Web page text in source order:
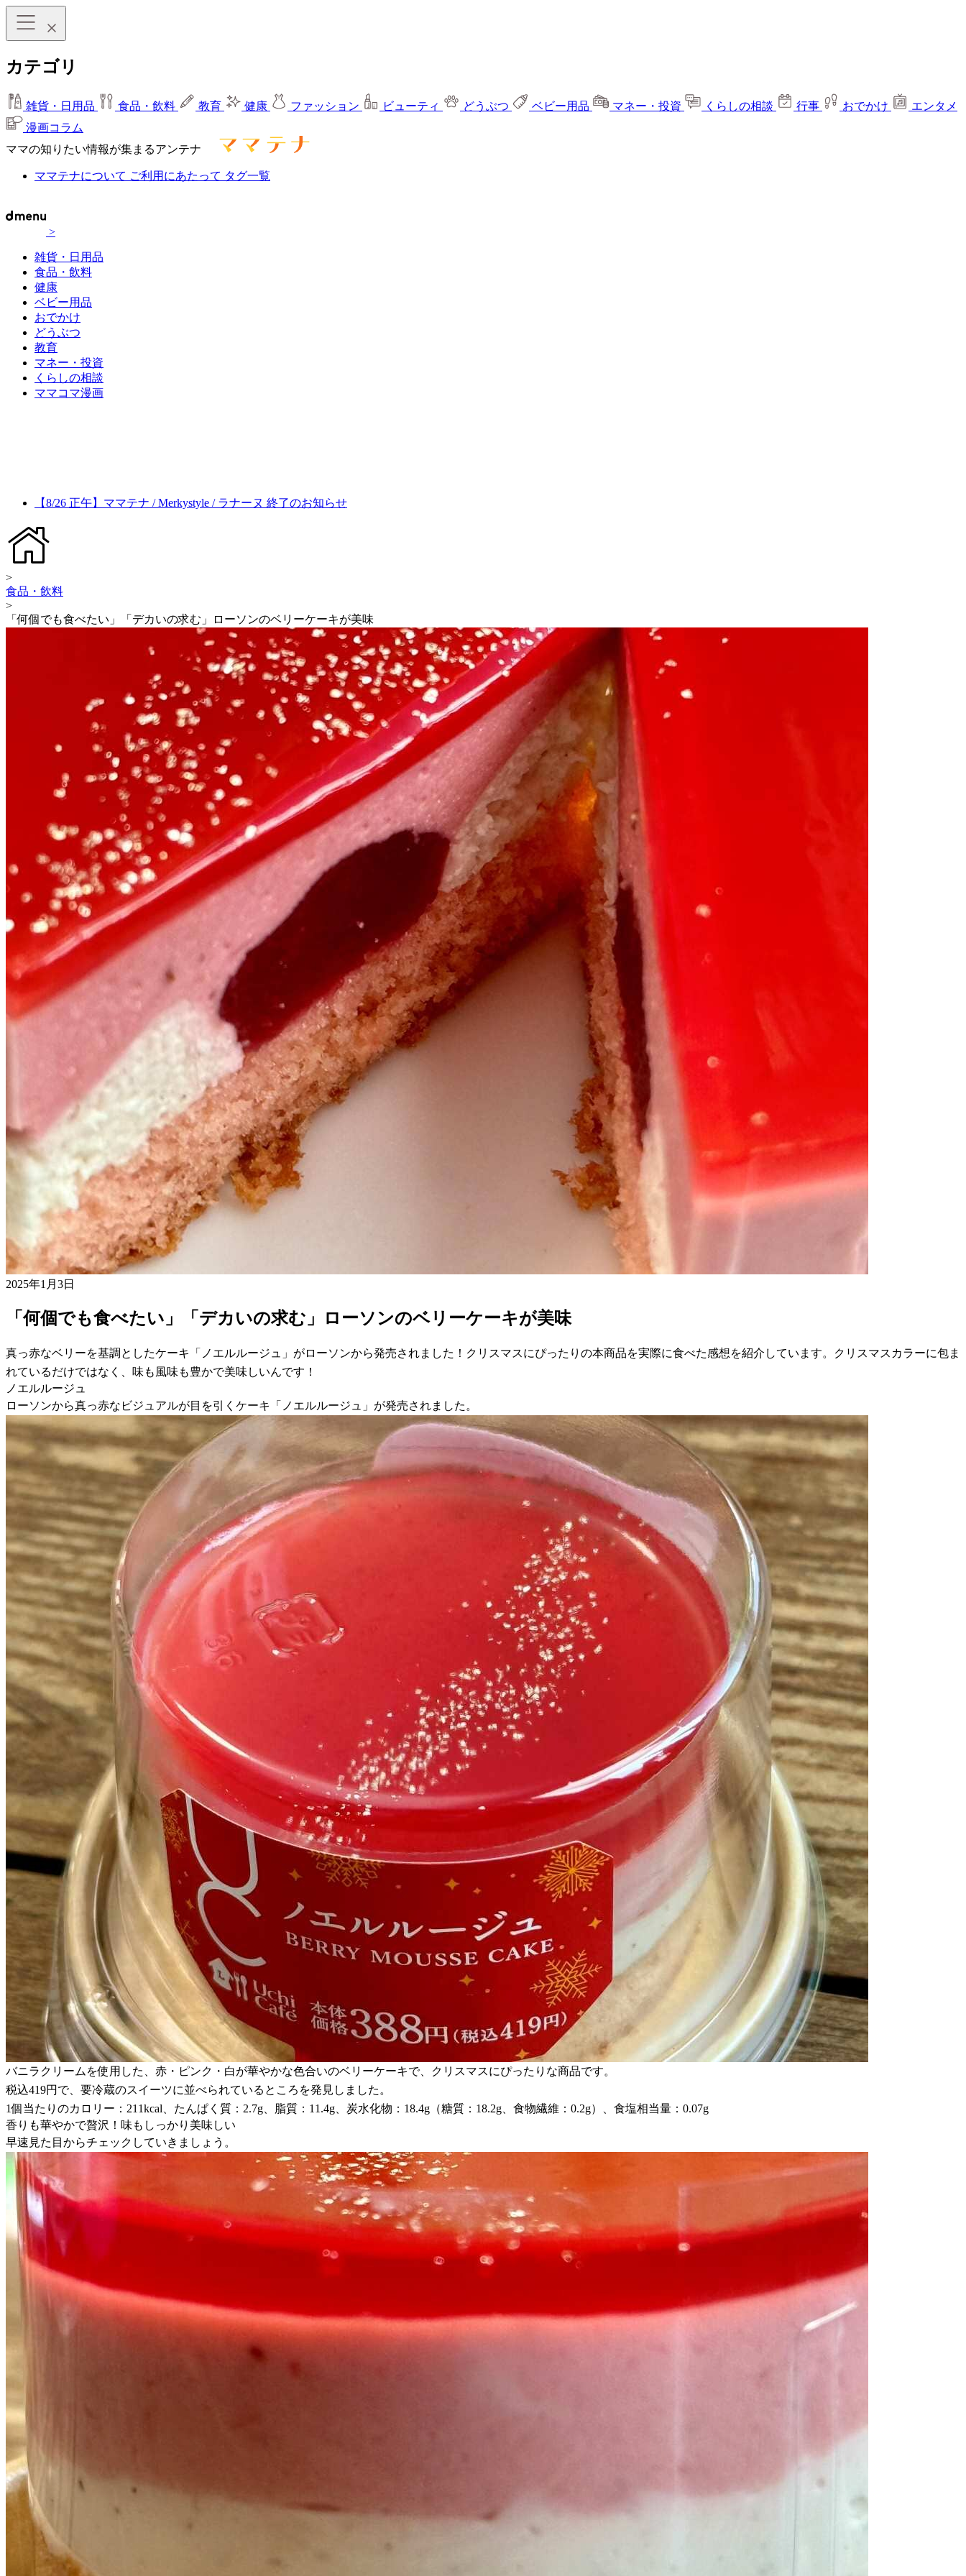
カテゴリ
雑貨・日用品 食品・飲料 教育 健康 ファッション ビューティ どうぶつ ベビー用品 マネー・投資 くらしの相談 行事 おでかけ
エンタメ
漫画コラム
ママの知りたい情報が集まるアンテナ
ママテナについて ご利用にあたって タグ一覧
>
雑貨・日用品
食品・飲料
健康
ベビー用品
おでかけ
どうぶつ
教育
マネー・投資
くらしの相談
ママコマ漫画
【8/26 正午】ママテナ / Merkystyle / ラナーヌ 終了のお知らせ
>
食品・飲料
>
「何個でも食べたい」「デカいの求む」ローソンのベリーケーキが美味
2025年1月3日
「何個でも食べたい」「デカいの求む」ローソンのベリーケーキが美味
真っ赤なベリーを基調としたケーキ「ノエルルージュ」がローソンから発売されました！クリスマスにぴったりの本商品を実際に食べた感想を紹介しています。クリスマスカラーに包ま
れているだけではなく、味も風味も豊かで美味しいんです！
ノエルルージュ
ローソンから真っ赤なビジュアルが目を引くケーキ「ノエルルージュ」が発売されました。
バニラクリームを使用した、赤・ピンク・白が華やかな色合いのベリーケーキで、クリスマスにぴったりな商品です。
税込419円で、要冷蔵のスイーツに並べられているところを発見しました。
1個当たりのカロリー：211kcal、たんぱく質：2.7g、脂質：11.4g、炭水化物：18.4g（糖質：18.2g、食物繊維：0.2g）、食塩相当量：0.07g
香りも華やかで贅沢！味もしっかり美味しい
早速見た目からチェックしていきましょう。